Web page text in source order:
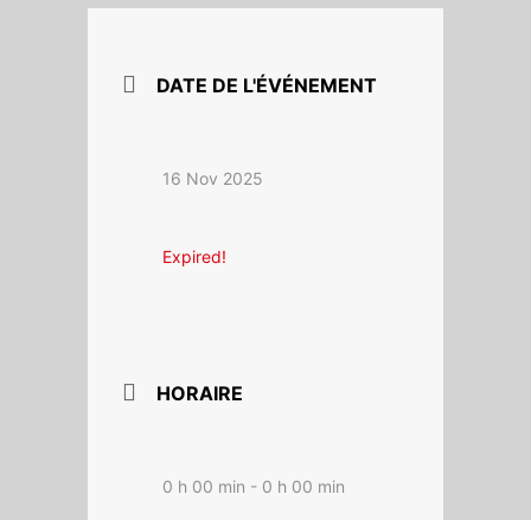
DATE DE L'ÉVÉNEMENT
16 Nov 2025
Expired!
HORAIRE
0 h 00 min - 0 h 00 min